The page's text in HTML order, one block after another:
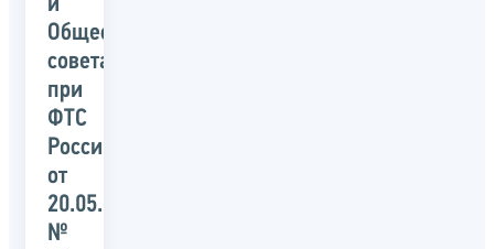
и
Общественного
совета
при
ФТС
России
от
20.05.2026
№